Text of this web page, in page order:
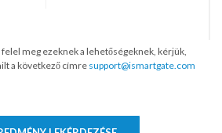
meg ezeknek a lehetőségeknek, kérjük,
a következő címre support@ismartgate.com